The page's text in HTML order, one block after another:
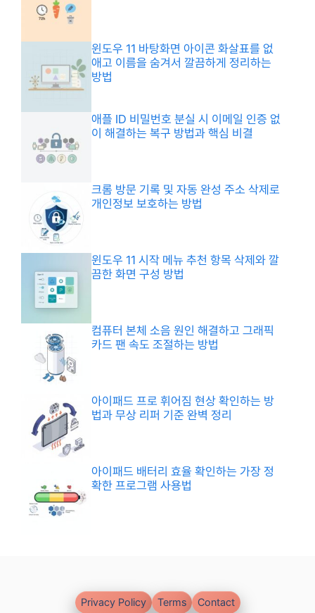
윈도우 11 바탕화면 아이콘 화살표를 없
애고 이름을 숨겨서 깔끔하게 정리하는
방법
애플 ID 비밀번호 분실 시 이메일 인증 없
이 해결하는 복구 방법과 핵심 비결
크롬 방문 기록 및 자동 완성 주소 삭제로
개인정보 보호하는 방법
윈도우 11 시작 메뉴 추천 항목 삭제와 깔
끔한 화면 구성 방법
컴퓨터 본체 소음 원인 해결하고 그래픽
카드 팬 속도 조절하는 방법
아이패드 프로 휘어짐 현상 확인하는 방
법과 무상 리퍼 기준 완벽 정리
아이패드 배터리 효율 확인하는 가장 정
확한 프로그램 사용법
Privacy Policy Terms Contact